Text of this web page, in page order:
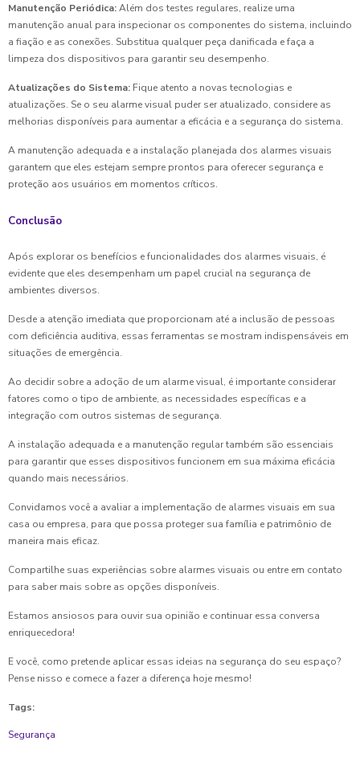
Manutenção Periódica:Além dos testes regulares, realize uma
manutenção anual para inspecionar os componentes do sistema, incluindo
a fiação e as conexões. Substitua qualquer peça danificada e faça a
limpeza dos dispositivos para garantir seu desempenho.
Atualizações do Sistema: Fique atento a novas tecnologias e
atualizações. Se o seu alarme visual puder ser atualizado, considere as
melhorias disponíveis para aumentar a eficácia e a segurança do sistema.
A manutenção adequada e a instalação planejada dos alarmes visuais
garantem que eles estejam sempre prontos para oferecer segurança e
proteção aos usuários em momentos críticos.
Conclusão
Após explorar os benefícios e funcionalidades dos alarmes visuais, é
evidente que eles desempenham um papel crucial na segurança de
ambientes diversos.
Desde a atenção imediata que proporcionam até a inclusão de pessoas
com deficiência auditiva, essas ferramentas se mostram indispensáveis em
situações de emergência.
Ao decidir sobre a adoção de um alarme visual, é importante considerar
fatores como o tipo de ambiente, as necessidades específicas e a
integração com outros sistemas de segurança.
A instalação adequada e a manutenção regular também são essenciais
para garantir que esses dispositivos funcionem em sua máxima eficácia
quando mais necessários.
Convidamos você a avaliar a implementação de alarmes visuais em sua
casa ou empresa, para que possa proteger sua família e patrimônio de
maneira mais eficaz.
Compartilhe suas experiências sobre alarmes visuais ou entre em contato
para saber mais sobre as opções disponíveis.
Estamos ansiosos para ouvir sua opinião e continuar essa conversa
enriquecedora!
E você, como pretende aplicar essas ideias na segurança do seu espaço?
Pense nisso e comece a fazer a diferença hoje mesmo!
Tags:
Segurança